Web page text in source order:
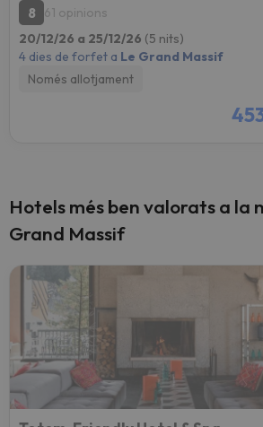
8
61 opinions
20/12/26 a 25/12/26 (5 nits)
4 dies de forfet a Le Grand Massif
Només allotjament
Hotels més ben valorats a la
Grand Massif